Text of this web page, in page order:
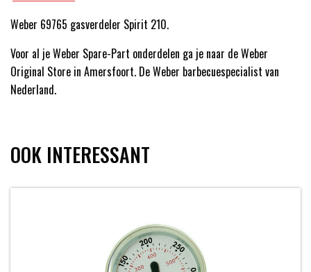
Weber 69765 gasverdeler Spirit 210.
Voor al je Weber Spare-Part onderdelen ga je naar de Weber
Original Store in Amersfoort. De Weber barbecuespecialist van
Nederland.
OOK INTERESSANT